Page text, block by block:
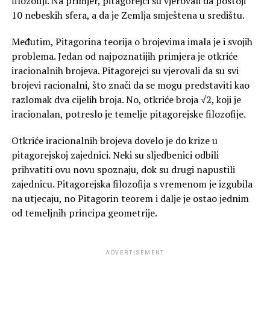
10 nebeskih sfera, a da je Zemlja smještena u središtu.
Međutim, Pitagorina teorija o brojevima imala je i svojih
problema. Jedan od najpoznatijih primjera je otkriće
iracionalnih brojeva. Pitagorejci su vjerovali da su svi
brojevi racionalni, što znači da se mogu predstaviti kao
razlomak dva cijelih broja. No, otkriće broja √2, koji je
iracionalan, potreslo je temelje pitagorejske filozofije.
Otkriće iracionalnih brojeva dovelo je do krize u
pitagorejskoj zajednici. Neki su sljedbenici odbili
prihvatiti ovu novu spoznaju, dok su drugi napustili
zajednicu. Pitagorejska filozofija s vremenom je izgubila
na utjecaju, no Pitagorin teorem i dalje je ostao jednim
od temeljnih principa geometrije.
ADVERTISEMENT